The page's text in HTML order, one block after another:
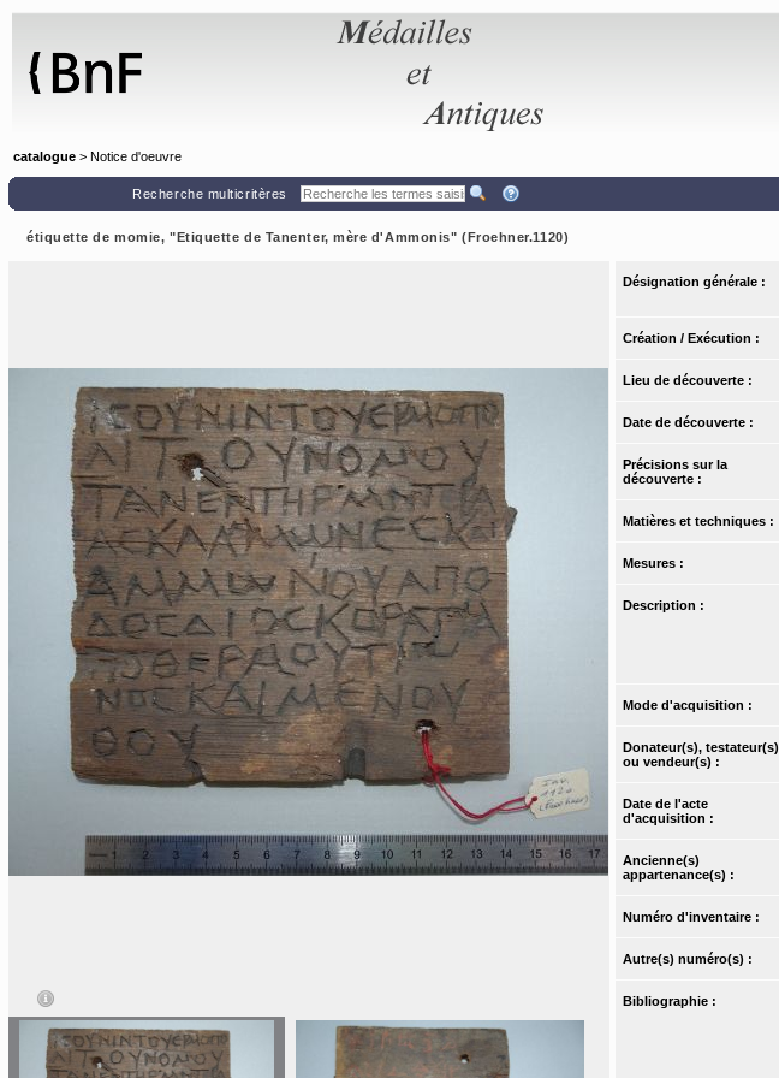
catalogue > Notice d'oeuvre
Recherche multicritères
étiquette de momie, "Etiquette de Tanenter, mère d'Ammonis" (Froehner.1120)
Désignation générale :
Création / Exécution :
Lieu de découverte :
Date de découverte :
Précisions sur la
découverte :
Matières et techniques :
Mesures :
Description :
Mode d'acquisition :
Donateur(s), testateur(s)
ou vendeur(s) :
Date de l'acte
d'acquisition :
Ancienne(s)
appartenance(s) :
Numéro d'inventaire :
Autre(s) numéro(s) :
Bibliographie :